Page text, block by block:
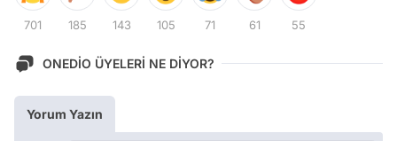
701 185 143 105 71 61 55
ONEDİO ÜYELERİ NE DİYOR?
Yorum Yazın